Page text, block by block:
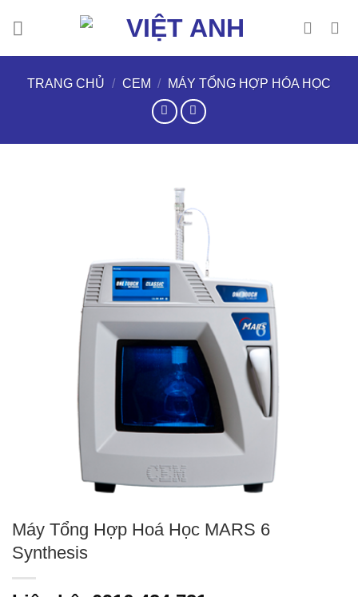
TRANG CHỦ / CEM / MÁY TỔNG HỢP HÓA HỌC
Máy Tổng Hợp Hoá Học MARS 6
Synthesis